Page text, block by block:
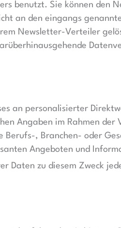
benutzt. Sie können den
an den eingangs
Newsletter-Verteiler
an personalisierter
Angaben im Rahmen
, Branchen- oder
Angeboten und
Daten zu diesem Zweck